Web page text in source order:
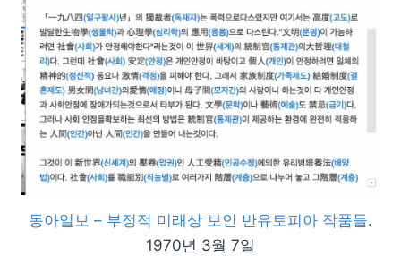
동아일보 – 부정적 미래상 보인 반유토피아 작품들.
1970년 3월 7일